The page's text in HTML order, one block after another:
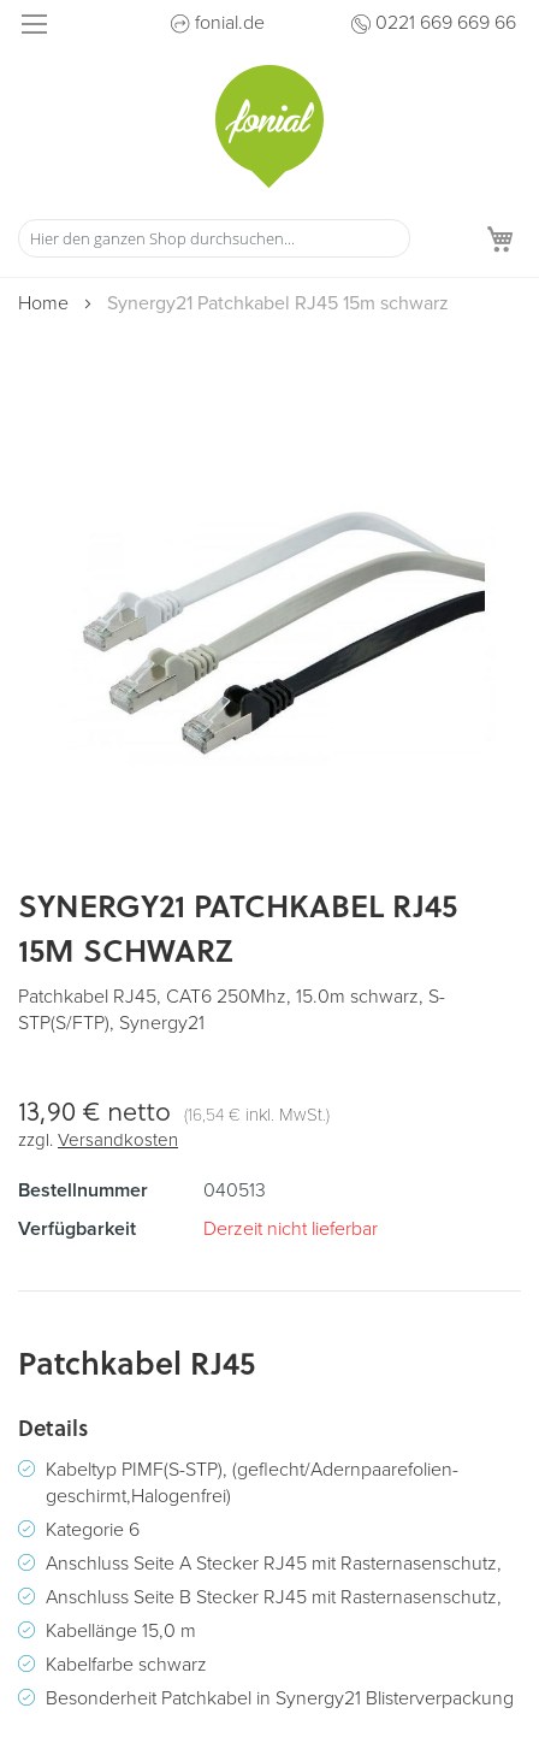
Direkt
fonial.de 0221 669 669 66
Home Synergy21 Patchkabel RJ45 15m schwarz
Zum
Anfang
der
springen
SYNERGY21 PATCHKABEL RJ45
15M SCHWARZ
Patchkabel RJ45, CAT6 250Mhz, 15.0m schwarz, S-
STP(S/FTP), Synergy21
13,90 € netto (16,54 € inkl. MwSt.)
zzgl. Versandkosten
Bestellnummer
040513
Verfügbarkeit
Derzeit nicht lieferbar
Patchkabel RJ45
Details
Kabeltyp PIMF(S-STP), (geflecht/Adernpaarefolien-
geschirmt,Halogenfrei)
Kategorie 6
Anschluss Seite A Stecker RJ45 mit Rasternasenschutz,
Anschluss Seite B Stecker RJ45 mit Rasternasenschutz,
Kabellänge 15,0 m
Kabelfarbe schwarz
Besonderheit Patchkabel in Synergy21 Blisterverpackung